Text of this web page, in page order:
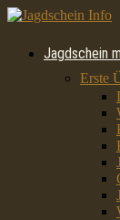
Jagdschein
Erste